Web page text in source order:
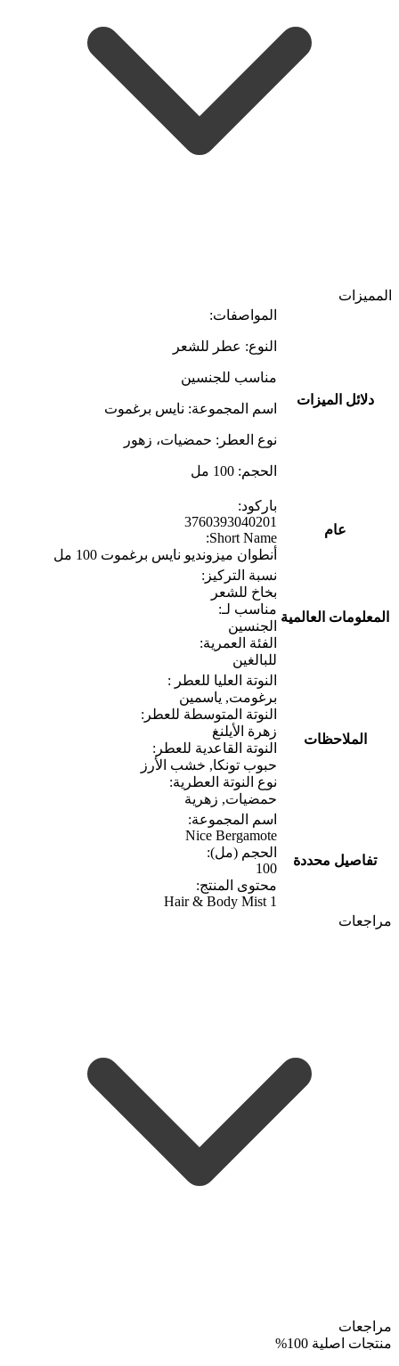
المميزات
دلائل الميزات
المواصفات:
النوع: عطر للشعر
مناسب للجنسين
اسم المجموعة: نايس برغموت
نوع العطر: حمضيات، زهور
الحجم: 100 مل
عام
باركود:
3760393040201
Short Name:
أنطوان ميزونديو نايس برغموت 100 مل
المعلومات العالمية
نسبة التركيز:
بخاخ للشعر
مناسب لـ:
الجنسين
الفئة العمرية:
للبالغين
الملاحظات
النوتة العليا للعطر :
برغومت, ياسمين
النوتة المتوسطة للعطر:
زهرة الأيلنغ
النوتة القاعدية للعطر:
حبوب تونكا, خشب الأرز
نوع النوتة العطرية:
حمضيات, زهرية
تفاصيل محددة
اسم المجموعة:
Nice Bergamote
الحجم (مل):
100
محتوى المنتج:
1 Hair & Body Mist
مراجعات
مراجعات
منتجات اصلية 100%